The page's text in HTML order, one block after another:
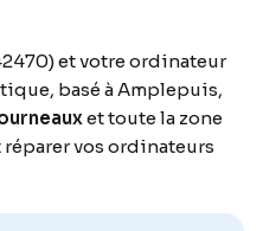
et votre ordinateur
basé à Amplepuis,
et toute la zone
vos ordinateurs